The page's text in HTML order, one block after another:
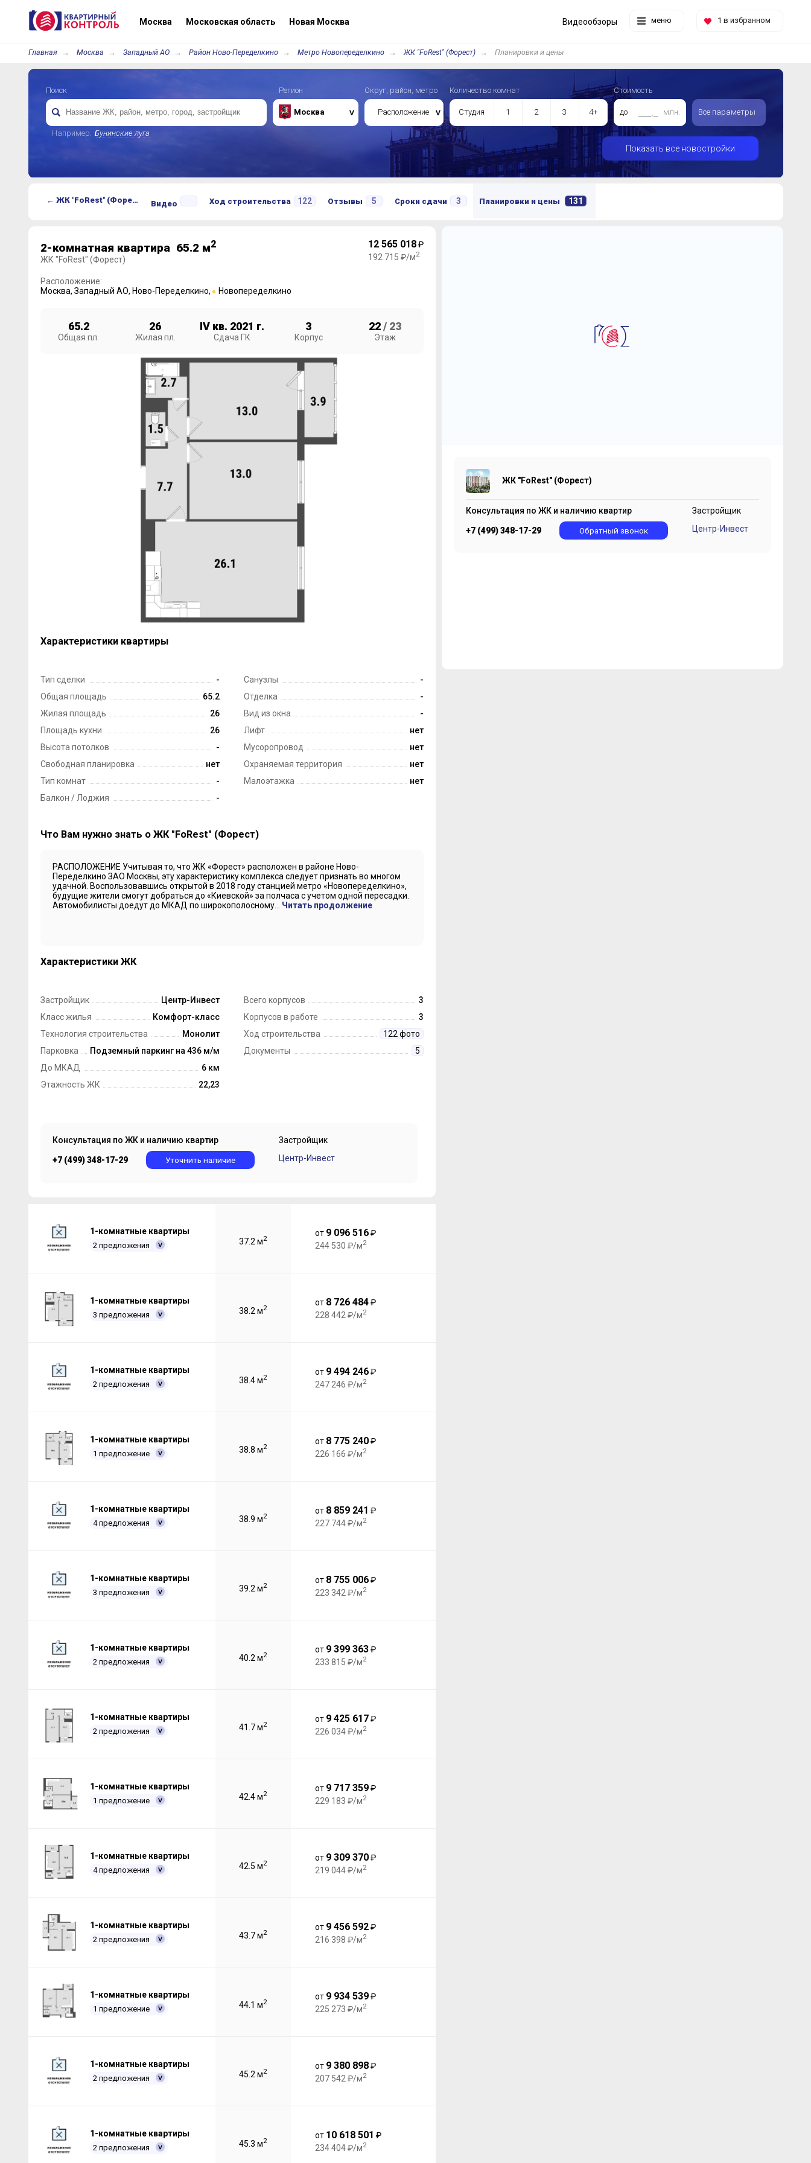
Москва Московская область Новая Москва меню 1 в избранном
Видеообзоры
Главная Москва Западный АО Район Ново-Переделкино Метро Новопеределкино ЖК "FoRest" (Форест) Планировки и цены
Поиск
Например: Бунинские луга
Регион
Москва
Округ, район, метро
Расположение
Количество комнат
Студия 1 2 3 4+
Стоимость
до млн. Все параметры
Показать все новостройки
← ЖК "FoRest" (Форест) Видео Ход строительства 122 Отзывы 5 Сроки сдачи 3 Планировки и цены 131
2-комнатная квартира 65.2 м2
ЖК "FoRest" (Форест)
12 565 018₽
192 715 ₽/м2
Расположение:
Москва, Западный АО, Ново-Переделкино, Новопеределкино
65.2
Общая пл.
26
Жилая пл.
IV кв. 2021 г.
Сдача ГК
3
Корпус
22/ 23
Этаж
Характеристики квартиры
Тип сделки
-
Общая площадь
65.2
Жилая площадь
26
Площадь кухни
26
Высота потолков
-
Свободная планировка
нет
Тип комнат
-
Балкон / Лоджия
-
Санузлы
-
Отделка
-
Вид из окна
-
Лифт
нет
Мусоропровод
нет
Охраняемая территория
нет
Малоэтажка
нет
Что Вам нужно знать о ЖК "FoRest" (Форест)
РАСПОЛОЖЕНИЕ Учитывая то, что ЖК «Форест» расположен в районе Ново-
Переделкино ЗАО Москвы, эту характеристику комплекса следует признать во многом
удачной. Воспользовавшись открытой в 2018 году станцией метро «Новопеределкино»,
будущие жители смогут добраться до «Киевской» за полчаса с учетом одной пересадки.
Автомобилисты доедут до МКАД по широкополосному... Читать продолжение
Характеристики ЖК
Застройщик
Центр-Инвест
Класс жилья
Комфорт-класс
Технология строительства
Монолит
Парковка
Подземный паркинг на 436 м/м
До МКАД
6 км
Этажность ЖК
22,23
Всего корпусов
3
Корпусов в работе
3
Ход строительства
122 фото
Документы
5
Консультация по ЖК и наличию квартир
+7 (499) 348-17-29 Уточнить наличие
Застройщик
Центр-Инвест
1-комнатные квартиры
2 предложения 37.2 м2
от 9 096 516₽
244 530 ₽/м2
1-комнатные квартиры
3 предложения 38.2 м2
от 8 726 484₽
228 442 ₽/м2
1-комнатные квартиры
2 предложения 38.4 м2
от 9 494 246₽
247 246 ₽/м2
1-комнатные квартиры
1 предложение 38.8 м2
от 8 775 240₽
226 166 ₽/м2
1-комнатные квартиры
4 предложения 38.9 м2
от 8 859 241 ₽
227 744 ₽/м2
1-комнатные квартиры
3 предложения 39.2 м2
от 8 755 006₽
223 342 ₽/м2
1-комнатные квартиры
2 предложения 40.2 м2
от 9 399 363₽
233 815 ₽/м2
1-комнатные квартиры
2 предложения 41.7 м2
от 9 425 617₽
226 034 ₽/м2
1-комнатные квартиры
1 предложение 42.4 м2
от 9 717 359₽
229 183 ₽/м2
1-комнатные квартиры
4 предложения 42.5 м2
от 9 309 370₽
219 044 ₽/м2
1-комнатные квартиры
2 предложения 43.7 м2
от 9 456 592₽
216 398 ₽/м2
1-комнатные квартиры
1 предложение 44.1 м2
от 9 934 539₽
225 273 ₽/м2
1-комнатные квартиры
2 предложения 45.2 м2
от 9 380 898₽
207 542 ₽/м2
1-комнатные квартиры
2 предложения 45.3 м2
от 10 618 501 ₽
234 404 ₽/м2
ЖК "FoRest" (Форест)
Консультация по ЖК и наличию квартир
+7 (499) 348-17-29 Обратный звонок
Застройщик
Центр-Инвест